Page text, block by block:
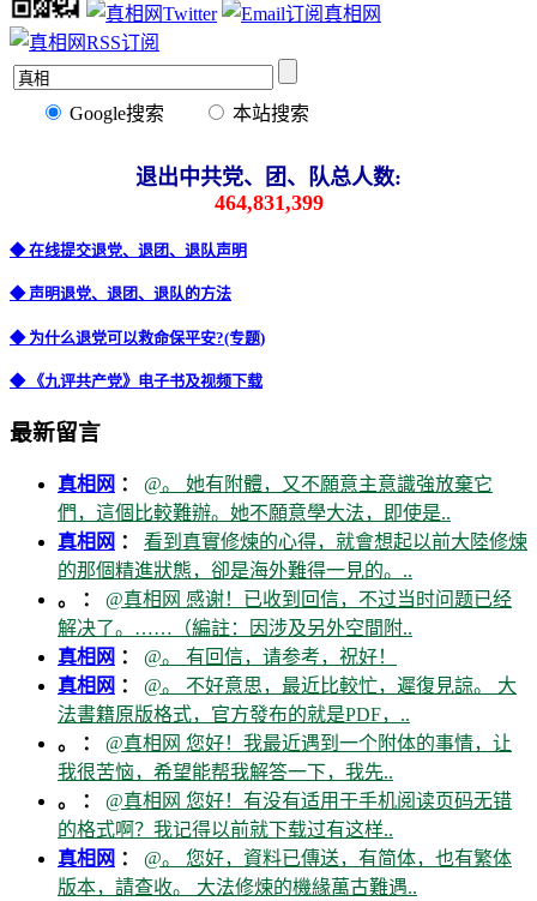
Google搜索 本站搜索
退出中共党、团、队总人数:
464,831,399
◆ 在线提交退党、退团、退队声明
◆ 声明退党、退团、退队的方法
◆ 为什么退党可以救命保平安?(专题)
◆ 《九评共产党》电子书及视频下载
最新留言
真相网 ： @。 她有附體，又不願意主意識強放棄它
們，這個比較難辦。她不願意學大法，即使是..
真相网 ： 看到真實修煉的心得，就會想起以前大陸修煉
的那個精進狀態，卻是海外難得一見的。..
。 ： @真相网 感谢！已收到回信，不过当时问题已经
解决了。……（編註：因涉及另外空間附..
真相网 ： @。 有回信，请参考，祝好！
真相网 ： @。 不好意思，最近比較忙，遲復見諒。 大
法書籍原版格式，官方發布的就是PDF，..
。 ： @真相网 您好！我最近遇到一个附体的事情，让
我很苦恼，希望能帮我解答一下，我先..
。 ： @真相网 您好！有没有适用于手机阅读页码无错
的格式啊？我记得以前就下载过有这样..
真相网 ： @。 您好，資料已傳送，有简体，也有繁体
版本，請查收。 大法修煉的機緣萬古難遇..